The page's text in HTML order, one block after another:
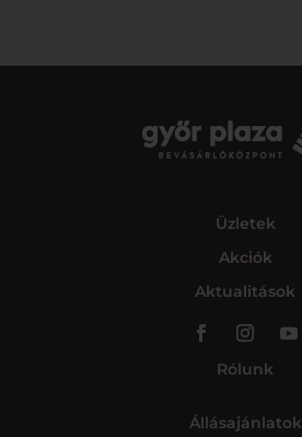
Üzletek
Akciók
Aktualitások
Rólunk
Állásajánlatok